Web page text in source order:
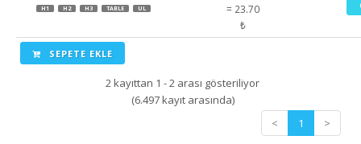
SEPETE EKLE
H1 H2 H3 TABLE UL
= 23.70
₺
2 kayıttan 1 - 2 arası gösteriliyor
(6.497 kayıt arasında)
<
1 >